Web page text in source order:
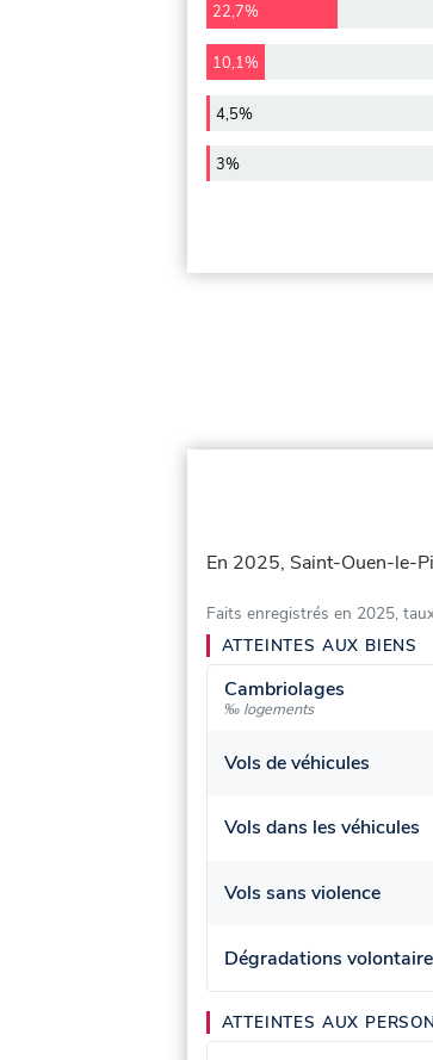
22,7%
10,1%
4,5%
3%
En 2025, Saint-Ouen-le-
Faits enregistrés en 2025,
ATTEINTES AUX BIENS
Cambriolages
‰ logements
Vols de véhicules
Vols dans les véhicules
Vols sans violence
Dégradations
ATTEINTES AUX